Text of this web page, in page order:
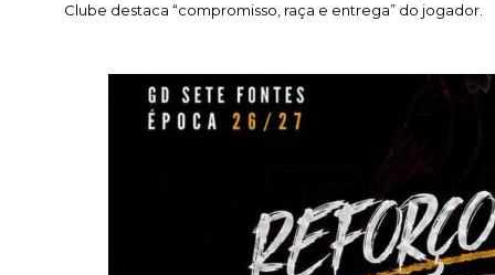
Clube destaca “compromisso, raça e entrega” do jogador.